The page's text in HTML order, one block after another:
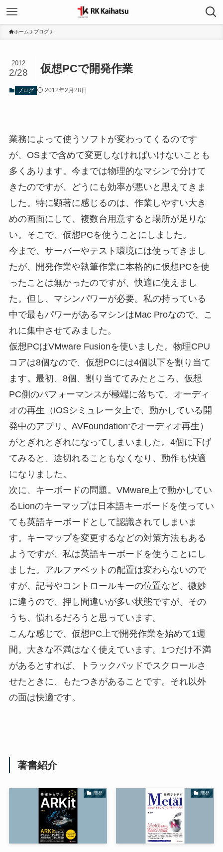
ホーム ブログ
仮想PCで開発作業
2012
2/28
ブログ 2012年2月28日
業務によって使うソフトが変わってくるのです
が、OSまで含めて変更しなければいけないことも
多くあります。今までは物理的なマシンで分けて
きたのですが、どうにも効率が悪いと思えてきま
した。特に顕著に感じるのは、作業しやすい大き
めの画面にして、複数台用意すると場所が足りな
い。そこで、仮想PCを使うことにしました。
今まで、サーバーやテスト環境には使ってきまし
たが、開発作業や執筆作業に本格的に仮想PCを使
ったことは無かったのですが、快適に使えまし
た。但し、マシンパワーが必要。私の持っている
中で最もパワーがあるマシンはMac Proなので、こ
れに集中させてみました。
仮想PCはVMware Fusionを使いました。物理CPU
コアは8個なので、仮想PCには4個以下を割り当て
ます。最初、8個、割り当ててみたところ、仮想
PC側のパフォーマンスが極端に落ちて、オーディ
オの再生（iOSシミュレータ上で、動かしている開
発中のアプリ。AVFoundationでオーディオ再生）
がとぎれとぎれになってしまいました。4個に下げ
てみると、途切れることもなくなり、動作も快適
になりました。
次に、キーボードの問題。VMware上で動かしてい
るLionのキーマップは日本語キーボードを使ってい
ても英語キーボードとして認識されてしまいま
す。キーマップを変更するなどの対策方法もある
ようですが、私は英語キーボードを使うことにし
ました。アルファベットの配置は変わらないので
すが、記号やコントロールキーの位置など、微妙
に違うので、押し間違いが多い状態ですが、その
うち、慣れるだろうと思っています。
こんな感じで、仮想PC上で開発作業を始めて1週
間。大きな不満はなく使えています。1つだけ不満
があるとすれば、トラックパッドでスクロールさ
せたときに、もたつきがあることです。それ以外
の面は快適です。
著書紹介
開発 開発